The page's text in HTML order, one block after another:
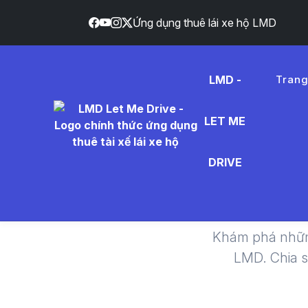
Ứng dụng thuê lái xe hộ LMD
LMD -
LET ME
DRIVE
gosafe
Khám phá
LMD. Chia